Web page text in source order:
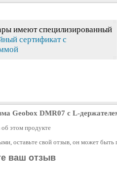
имеют специлизированный
сертификат с
Geobox DMR07 с L-
этом продукте
оставьте свой отзыв, он может быть
ваш отзыв